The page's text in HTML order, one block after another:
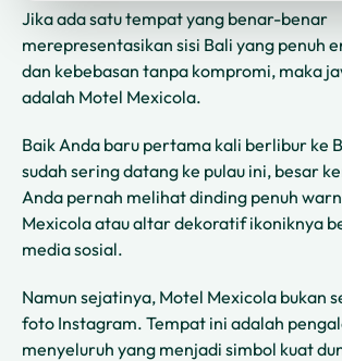
Jika ada satu tempat yang benar-benar
merepresentasikan sisi Bali yang penuh
dan kebebasan tanpa kompromi, maka
adalah Motel Mexicola.
Baik Anda baru pertama kali berlibur ke
sudah sering datang ke pulau ini, besar
Anda pernah melihat dinding penuh
Mexicola atau altar dekoratif ikoniknya
media sosial.
Namun sejatinya, Motel Mexicola bukan
foto Instagram. Tempat ini adalah
menyeluruh yang menjadi simbol kuat